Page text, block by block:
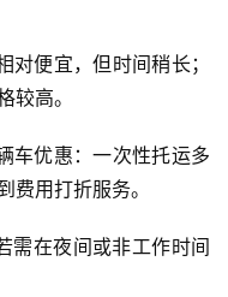
便宜，但时间稍长；
较高。
车优惠：一次性托运多
费用打折服务。
需在夜间或非工作时间